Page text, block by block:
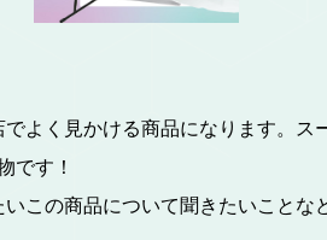
よく見かける商品になります。ス
です！
この商品について聞きたいことな